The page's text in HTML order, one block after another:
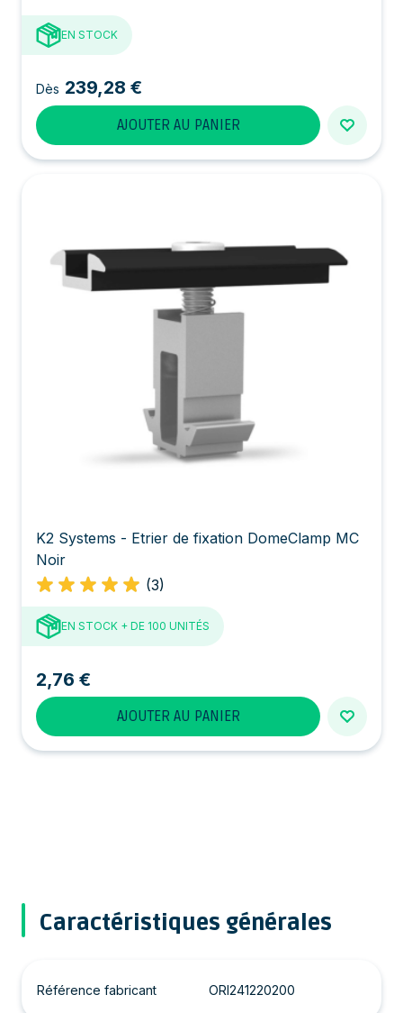
EN STOCK
Dès 239,28 €
AJOUTER AU PANIER
K2 Systems - Etrier de fixation DomeClamp MC
Noir
(3)
EN STOCK + DE 100 UNITÉS
2,76 €
AJOUTER AU PANIER
Caractéristiques générales
Référence fabricant ORI241220200